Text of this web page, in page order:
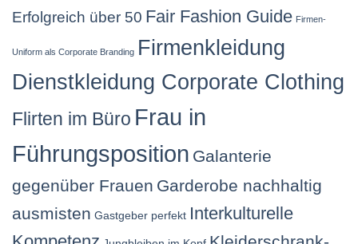
Erfolgreich über 50 Fair Fashion Guide Firmen-
Uniform als Corporate Branding Firmenkleidung
Dienstkleidung Corporate Clothing
Flirten im Büro Frau in
Führungsposition Galanterie
gegenüber Frauen Garderobe nachhaltig
ausmisten Gastgeber perfekt Interkulturelle